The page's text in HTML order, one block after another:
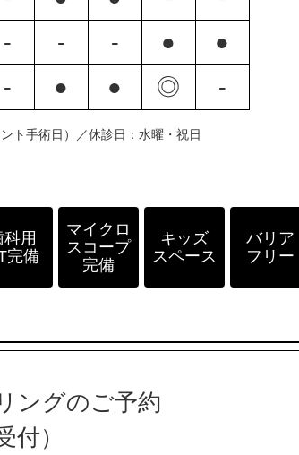
- - - ● ●
- ● ● ◎ -
ト手術日）／休診日：水曜・祝日
科用
完備
マイクロ
スコープ
完備
キッズ
スペース
バリア
フリー
ングのご予約
付）